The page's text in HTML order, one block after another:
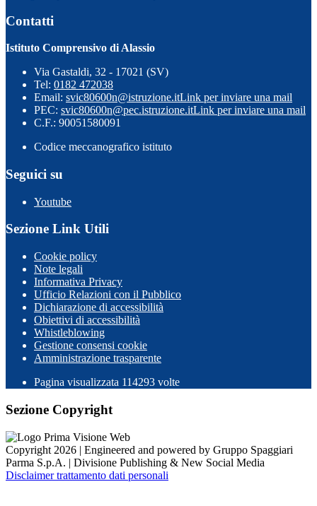
Contatti
Istituto Comprensivo di Alassio
Via Gastaldi, 32 - 17021 (SV)
Tel: 0182 472038
Email: svic80600n@istruzione.itLink per inviare una mail
PEC: svic80600n@pec.istruzione.itLink per inviare una mail
C.F.: 90051580091
Codice meccanografico istituto
Seguici su
Youtube
Sezione Link Utili
Cookie policy
Note legali
Informativa Privacy
Ufficio Relazioni con il Pubblico
Dichiarazione di accessibilità
Obiettivi di accessibilità
Whistleblowing
Gestione consensi cookie
Amministrazione trasparente
Pagina visualizzata 114293 volte
Sezione Copyright
Copyright 2026 | Engineered and powered by Gruppo Spaggiari
Parma S.p.A. | Divisione Publishing & New Social Media
Disclaimer trattamento dati personali